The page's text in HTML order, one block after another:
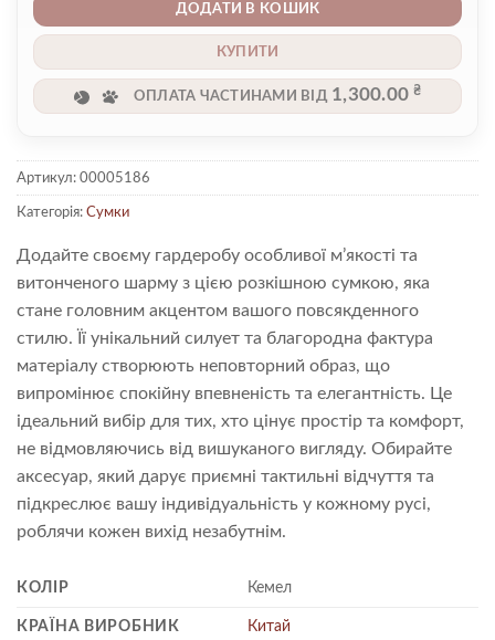
ДОДАТИ В КОШИК
КУПИТИ
ОПЛАТА ЧАСТИНАМИ ВІД 1,300.00₴
Артикул: 00005186
Категорія: Сумки
Додайте своєму гардеробу особливої м’якості та
витонченого шарму з цією розкішною сумкою, яка
стане головним акцентом вашого повсякденного
стилю. Її унікальний силует та благородна фактура
матеріалу створюють неповторний образ, що
випромінює спокійну впевненість та елегантність. Це
ідеальний вибір для тих, хто цінує простір та комфорт,
не відмовляючись від вишуканого вигляду. Обирайте
аксесуар, який дарує приємні тактильні відчуття та
підкреслює вашу індивідуальність у кожному русі,
роблячи кожен вихід незабутнім.
КОЛІР Кемел
КРАЇНА ВИРОБНИК Китай